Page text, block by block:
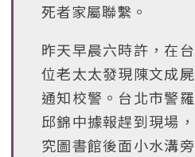
死者家屬聯繫。
昨天早晨六時許，在
位老太太發現陳文成
通知校警。台北市警
邱錦中據報趕到現場
究圖書館後面小水溝